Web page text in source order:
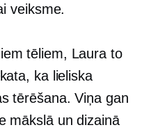
veiksme.
tēliem, Laura to
ka lieliska
tērēšana. Viņa gan
mākslā un dizainā